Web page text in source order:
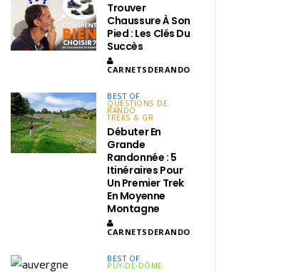
Trouver
Chaussure À Son
Pied : Les Clés Du
Succès
CARNETSDERANDO
BEST OF
QUESTIONS DE
RANDO
TREKS & GR
Débuter En
Grande
Randonnée : 5
Itinéraires Pour
Un Premier Trek
En Moyenne
Montagne
CARNETSDERANDO
BEST OF
PUY-DE-DÔME